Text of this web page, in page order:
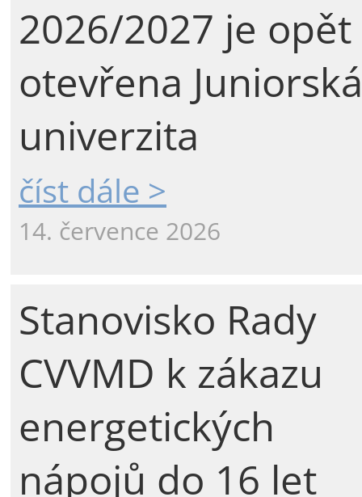
2026/2027 je opět
otevřena Juniorská
univerzita
číst dále >
14. července 2026
Stanovisko Rady
CVVMD k zákazu
energetických
nápojů do 16 let